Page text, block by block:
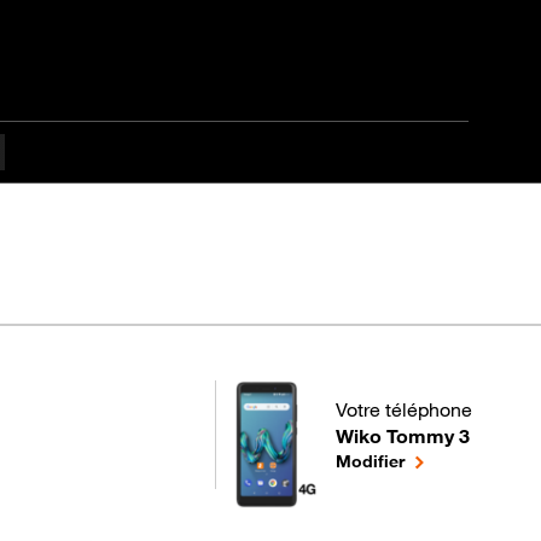
Débutant
Votre téléphone
Wiko Tommy 3
pour votre Wiko Tommy
Modifierle téléphone